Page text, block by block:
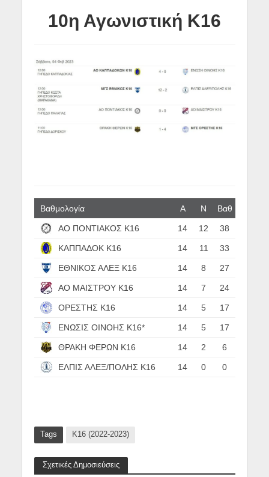
10η Αγωνιστική Κ16
Βαθμολογία Α N Βαθ
ΑΟ ΠΟΝΤΙΑΚΟΣ Κ16 14 12 38
ΚΑΠΠΑΔΟΚ Κ16 14 11 33
ΕΘΝΙΚΟΣ ΑΛΕΞ Κ16 14 8 27
ΑΟ ΜΑΙΣΤΡΟΥ Κ16 14 7 24
ΟΡΕΣΤΗΣ Κ16 14 5 17
ΕΝΩΣΙΣ ΟΙΝΟΗΣ Κ16* 14 5 17
ΘΡΑΚΗ ΦΕΡΩΝ Κ16 14 2 6
ΕΛΠΙΣ ΑΛΕΞ/ΠΟΛΗΣ Κ16 14 0 0
Tags Κ16 (2022-2023)
Σχετικές Δημοσιεύσεις